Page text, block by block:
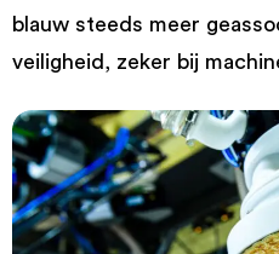
blauw steeds meer
veiligheid, zeker bij